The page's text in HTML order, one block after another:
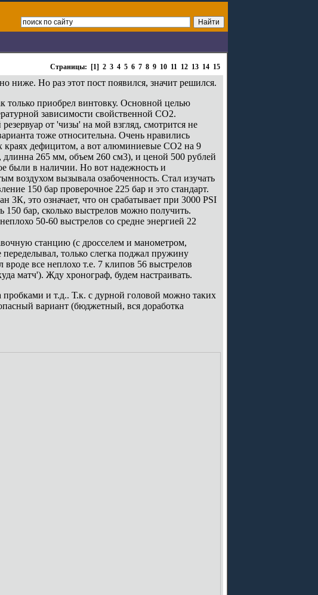
Страницы: [1] 2 3 4 5 6 7 8 9 10 11 12 13 14 15
ниже. Но раз этот пост появился, значит решился.
только приобрел винтовку. Основной целью
зависимости свойственной СО2.
от 'чизы' на мой взгляд, смотрится не
тоже относительна. Очень нравились
краях дефицитом, а вот алюминиевые СО2 на 9
265 мм, объем 260 см3), и ценой 500 рублей
были в наличии. Но вот надежность и
воздухом вызывала озабоченность. Стал изучать
150 бар проверочное 225 бар и это стандарт.
3К, это означает, что он срабатывает при 3000 PSI
150 бар, сколько выстрелов можно получить.
50-60 выстрелов со средне энергией 22
станцию (с дросселем и манометром,
только слегка поджал пружину
все неплохо т.е. 7 клипов 56 выстрелов
матч'). Жду хронограф, будем настраивать.
и т.д.. Т.к. с дурной головой можно таких
вариант (бюджетный, вся доработка